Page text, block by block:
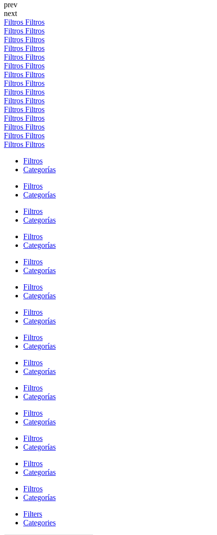
prev
next
Filtros Filtros
Filtros Filtros
Filtros Filtros
Filtros Filtros
Filtros Filtros
Filtros Filtros
Filtros Filtros
Filtros Filtros
Filtros Filtros
Filtros Filtros
Filtros Filtros
Filtros Filtros
Filtros Filtros
Filtros Filtros
Filtros Filtros
Filtros
Categorías
Filtros
Categorías
Filtros
Categorías
Filtros
Categorías
Filtros
Categorías
Filtros
Categorías
Filtros
Categorías
Filtros
Categorías
Filtros
Categorías
Filtros
Categorías
Filtros
Categorías
Filtros
Categorías
Filtros
Categorías
Filtros
Categorías
Filters
Categories